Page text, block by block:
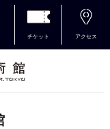
チケット アクセス